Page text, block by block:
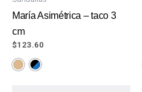
María Asimétrica – taco 3
cm
$123.60